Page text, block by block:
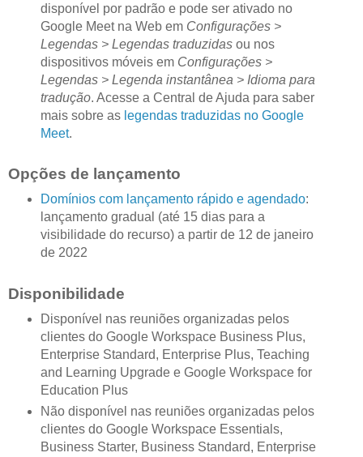
disponível por padrão e pode ser ativado no
Google Meet na Web em Configurações >
Legendas > Legendas traduzidasou nos
dispositivos móveis em Configurações >
Legendas > Legenda instantânea > Idioma para
tradução. Acesse a Central de Ajuda para saber
mais sobre as legendas traduzidas no Google
Meet.
Opções de lançamento
Domínios com lançamento rápido e agendado:
lançamento gradual (até 15 dias para a
visibilidade do recurso) a partir de 12 de janeiro
de 2022
Disponibilidade
Disponível nas reuniões organizadas pelos
clientes do Google Workspace Business Plus,
Enterprise Standard, Enterprise Plus, Teaching
and Learning Upgrade e Google Workspace for
Education Plus
Não disponível nas reuniões organizadas pelos
clientes do Google Workspace Essentials,
Business Starter, Business Standard, Enterprise